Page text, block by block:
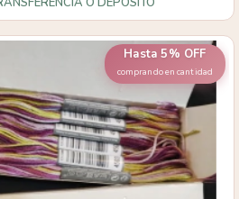
Hasta 5% OFF
comprando en cantidad